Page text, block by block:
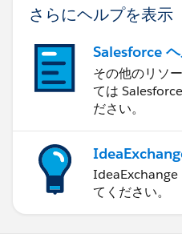
さらにヘルプを表示
Salesforce
その他のリソ
ては
ださい。
IdeaExchange
てください。